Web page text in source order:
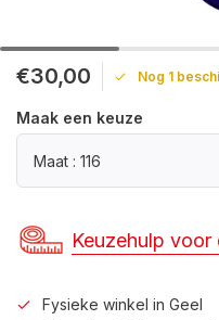
€30,00 Nog 1
Maak een keuze
Maat : 116
Keuzehulp voor
Fysieke winkel in Geel